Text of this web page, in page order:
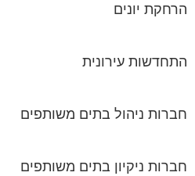
הרחקת יונים
התחדשות עירונית
חברות ניהול בתים משותפים
חברות ניקיון בתים משותפים